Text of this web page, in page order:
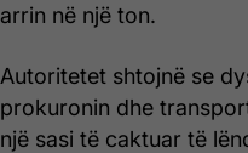
arrin në një ton.
Autoritetet shtojnë se
prokuronin dhe
një sasi të caktuar të